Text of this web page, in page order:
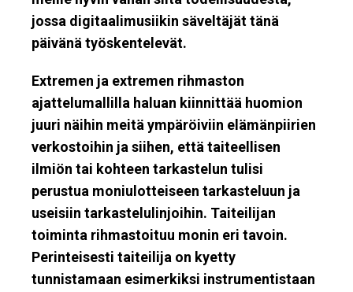
jossa digitaalimusiikin säveltäjät tänä
päivänä työskentelevät.
Extremen ja extremen rihmaston
ajattelumallilla haluan kiinnittää huomion
juuri näihin meitä ympäröiviin elämänpiirien
verkostoihin ja siihen, että taiteellisen
ilmiön tai kohteen tarkastelun tulisi
perustua moniulotteiseen tarkasteluun ja
useisiin tarkastelulinjoihin. Taiteilijan
toiminta rihmastoituu monin eri tavoin.
Perinteisesti taiteilija on kyetty
tunnistamaan esimerkiksi instrumentistaan